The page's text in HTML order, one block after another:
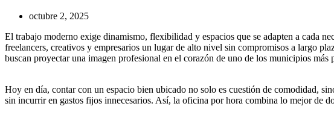
octubre 2, 2025
El trabajo moderno exige dinamismo, flexibilidad y espacios que se adapten a cada
freelancers, creativos y empresarios un lugar de alto nivel sin compromisos a largo
buscan proyectar una imagen profesional en el corazón de uno de los municipios más
Hoy en día, contar con un espacio bien ubicado no solo es cuestión de comodidad,
sin incurrir en gastos fijos innecesarios. Así, la oficina por hora combina lo mejor de